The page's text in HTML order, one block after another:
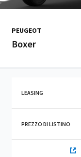
PEUGEOT
Boxer
LEASING
PREZZO DI LISTINO